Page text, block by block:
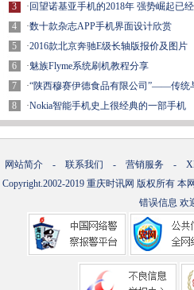
3
4
5
6
7
8
· 回望诺基亚手机的2018年 强势崛起已经
·数十款杂志APP手机界面设计欣赏
·2016款北京奔驰E级长轴版报价及图片
·魅族Flyme系统刷机教程分享
·“陕西穆赛伊德食品有限公司”——传统
·Nokia智能手机史上很经典的一部手机
网站简介 - 联系我们 - 营销服务 -
Copyright.2002-2019 重庆时讯网 版权所有 本
错误信息 欢